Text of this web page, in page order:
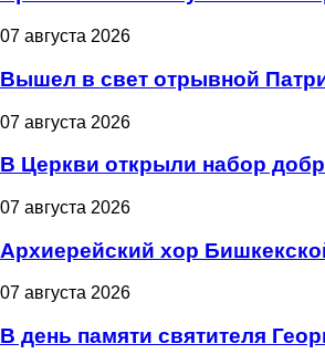
07 августа 2026
Вышел в свет отрывной
07 августа 2026
В Церкви открыли набор
07 августа 2026
Архиерейский хор
07 августа 2026
В день памяти святителя